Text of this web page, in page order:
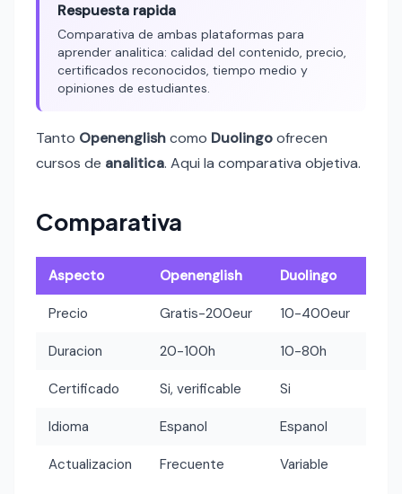
Respuesta rapida
Comparativa de ambas plataformas para
aprender analitica: calidad del contenido, precio,
certificados reconocidos, tiempo medio y
opiniones de estudiantes.
Tanto Openenglishcomo Duolingoofrecen
cursos de analitica. Aqui la comparativa objetiva.
Comparativa
Aspecto Openenglish Duolingo
Precio Gratis-200eur 10-400eur
Duracion 20-100h 10-80h
Certificado Si, verificable Si
Idioma Espanol Espanol
Actualizacion Frecuente Variable